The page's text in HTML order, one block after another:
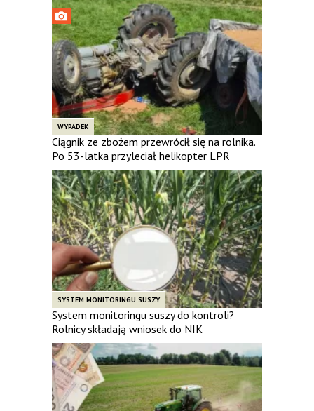
WYPADEK
Ciągnik ze zbożem przewrócił się na rolnika.
Po 53-latka przyleciał helikopter LPR
SYSTEM MONITORINGU SUSZY
System monitoringu suszy do kontroli?
Rolnicy składają wniosek do NIK